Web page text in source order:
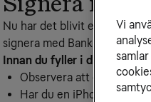
Nu har det blivit enklare att
signera med BankID. Vid
Innan du fyller i din
Observera att det
Har du en iPhone
Vi